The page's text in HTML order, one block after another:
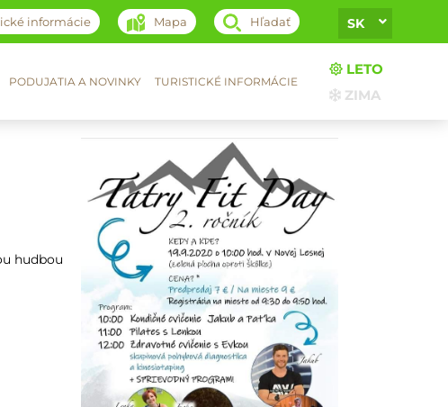
informácie Mapa Hľadať SK
PODUJATIA A NOVINKY TURISTICKÉ INFORMÁCIE
LETO
ZIMA
hudbou